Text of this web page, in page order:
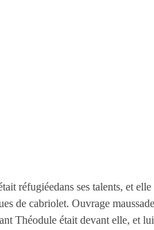
réfugiéedans ses talents, et
de cabriolet. Ouvrage
Théodule était devant elle, et